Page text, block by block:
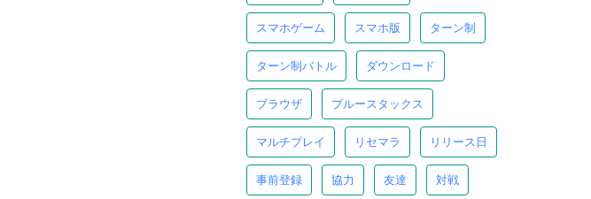
スマホゲーム スマホ版 ターン制
ターン制バトル ダウンロード
ブラウザ ブルースタックス
マルチプレイ リセマラ リリース日
事前登録 協力 友達 対戦